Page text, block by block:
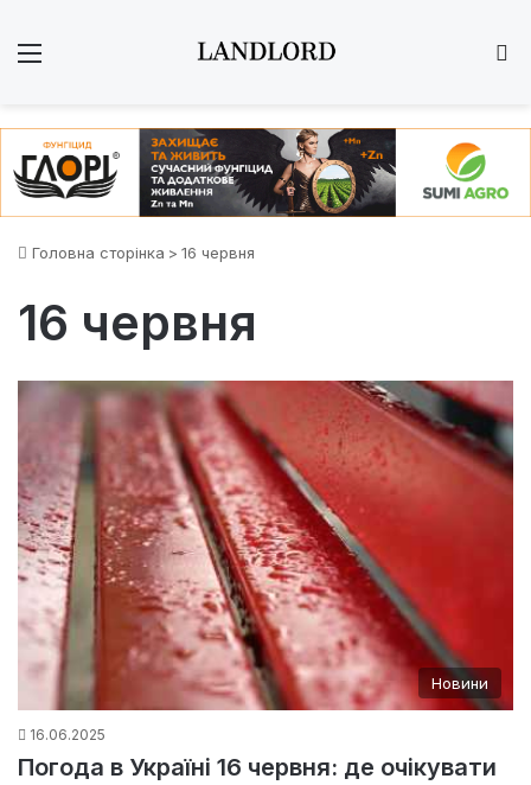
Головна сторінка > 16 червня
16 червня
Новини
16.06.2025
Погода в Україні 16 червня: де очікувати